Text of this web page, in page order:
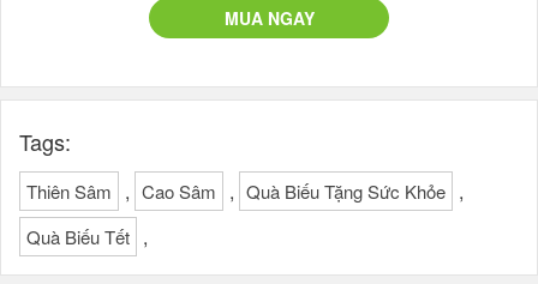
MUA NGAY
Tags:
Thiên Sâm , Cao Sâm , Quà Biếu Tặng Sức Khỏe ,
Quà Biếu Tết ,